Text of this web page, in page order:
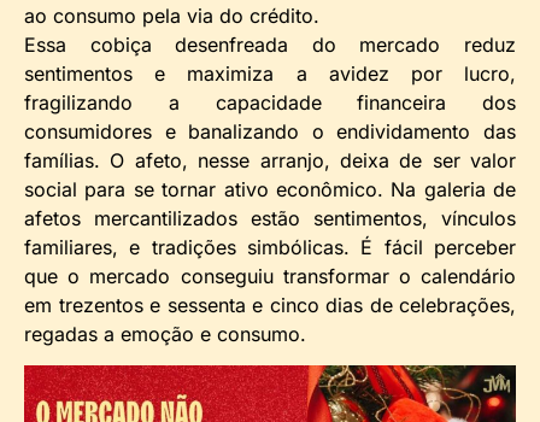
ao consumo pela via do crédito.
Essa cobiça desenfreada do mercado reduz
sentimentos e maximiza a avidez por lucro,
fragilizando a capacidade financeira dos
consumidores e banalizando o endividamento das
famílias. O afeto, nesse arranjo, deixa de ser valor
social para se tornar ativo econômico. Na galeria de
afetos mercantilizados estão sentimentos, vínculos
familiares, e tradições simbólicas. É fácil perceber
que o mercado conseguiu transformar o calendário
em trezentos e sessenta e cinco dias de celebrações,
regadas a emoção e consumo.